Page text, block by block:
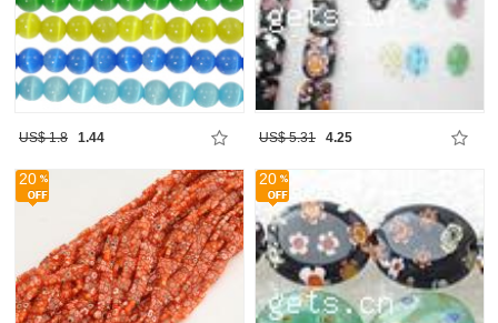
US$ 1.8 1.44 US$ 5.31 4.25
20 20